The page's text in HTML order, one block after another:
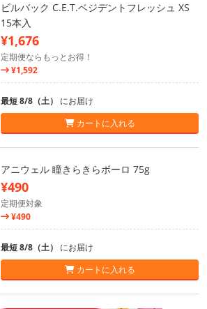
ビルバック C.E.T.ベジデントフレッシュ XS
15本入
¥1,676
定期便ならもっとお得！
¥1,592
最短 8/8（土） にお届け
カートに入れる
アニウェル 瞳きらきらボーロ 75g
¥490
定期便対象
¥490
最短 8/8（土） にお届け
カートに入れる